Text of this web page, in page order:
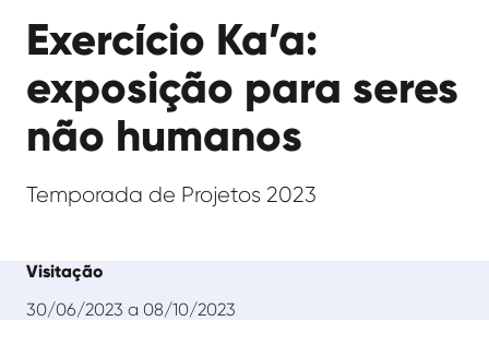
Artes
Exercício Ka’a:
exposição para seres
não humanos
Temporada de Projetos 2023
Visitação
30/06/2023 a 08/10/2023